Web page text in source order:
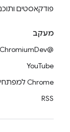
פודקאסטים
מעקב
@ChromiumDev ב-X
YouTube
Chrome למפתחים ב-LinkedIn
RSS